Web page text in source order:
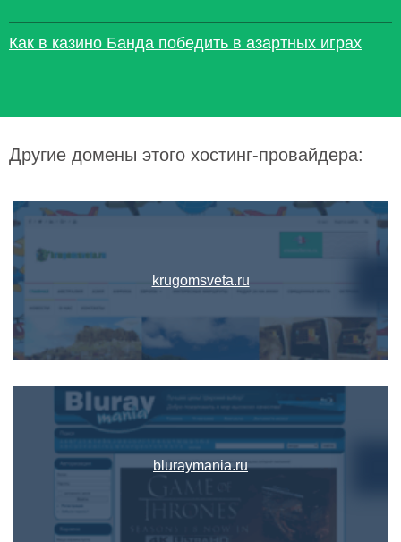
Как в казино Банда победить в азартных играх
Другие домены этого хостинг-провайдера:
krugomsveta.ru
bluraymania.ru